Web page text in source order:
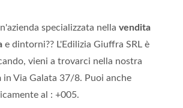
specializzata nella vendita
e dintorni?? L'Edilizia Giuffra SRL è
vieni a trovarci nella nostra
in Via Galata 37/8. Puoi anche
al : +005.